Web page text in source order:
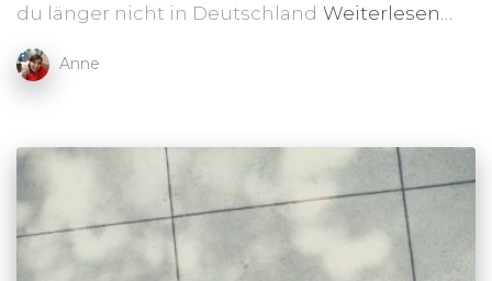
du länger nicht in Deutschland Weiterlesen…
Anne